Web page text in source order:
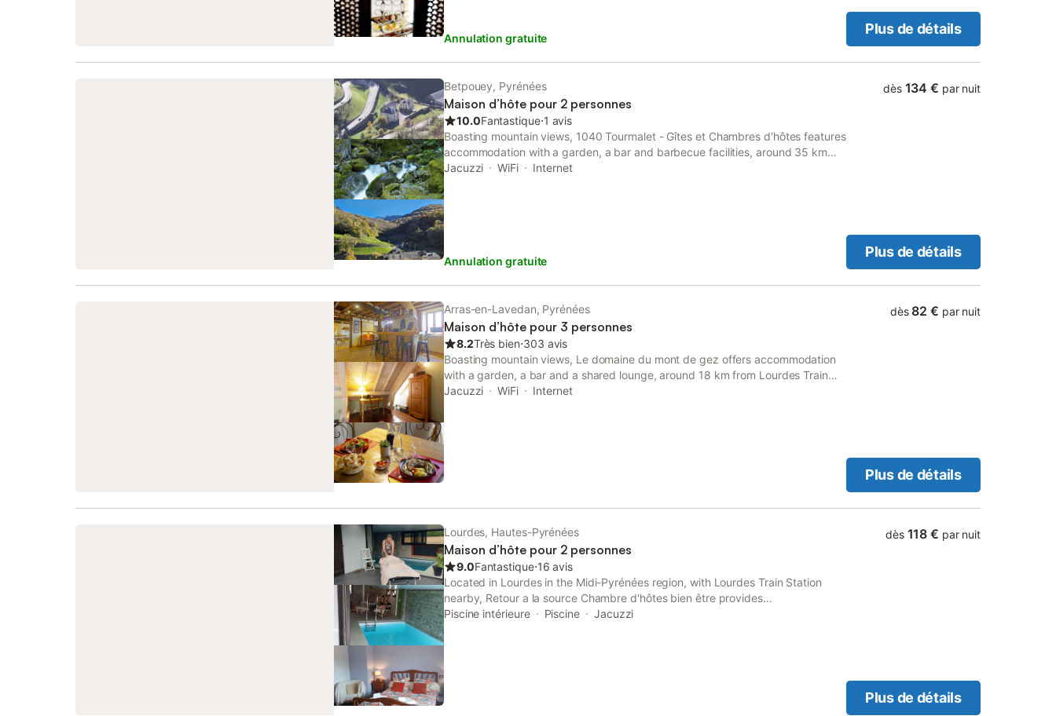
Annulation gratuite
Plus de détails
Betpouey, Pyrénées
Maison d’hôte pour 2 personnes
10.0Fantastique⋅1 avis
Boasting mountain views, 1040 Tourmalet - Gîtes et Chambres d'hôtes features
accommodation with a garden, a bar and barbecue facilities, around 35 km
from Lourdes Train Station. Private parking is available on site at this recently
Jacuzzi WiFi Internet
Annulation gratuite
dès 134 € par nuit
Plus de détails
Arras-en-Lavedan, Pyrénées
Maison d’hôte pour 3 personnes
8.2Très bien⋅303 avis
Boasting mountain views, Le domaine du mont de gez offers accommodation
with a garden, a bar and a shared lounge, around 18 km from Lourdes Train
Station. This property offers access to a terrace, free private parking and free
Jacuzzi WiFi Internet
dès 82 € par nuit
Plus de détails
Lourdes, Hautes-Pyrénées
Maison d’hôte pour 2 personnes
9.0Fantastique⋅16 avis
Located in Lourdes in the Midi-Pyrénées region, with Lourdes Train Station
nearby, Retour a la source Chambre d'hôtes bien être provides
accommodation with free WiFi and free private parking, as well as access to a
Piscine intérieure Piscine Jacuzzi
dès 118 € par nuit
Plus de détails